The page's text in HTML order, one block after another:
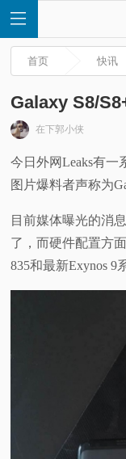
页
快
讯
首页 快讯
Galaxy S8/
在下郭小侠
今日外网Leaks有一
图片爆料者声称为
目前媒体曝光的消
了，而硬件配置方
835和最新Exynos 9